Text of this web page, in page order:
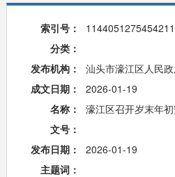
索引号：
分类：
发布机构：
汕头市濠江区人民
成文日期：
2026-01-19
名称：
濠江区召开岁末年
文号：
发布日期：
2026-01-19
主题词：